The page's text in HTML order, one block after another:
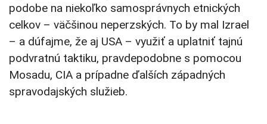
podobe na niekoľko samosprávnych etnických
celkov – väčšinou neperzských. To by mal Izrael
– a dúfajme, že aj USA – využiť a uplatniť tajnú
podvratnú taktiku, pravdepodobne s pomocou
Mosadu, CIA a prípadne ďalších západných
spravodajských služieb.